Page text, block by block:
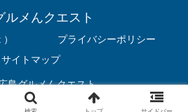
ルメんクエスト
プライバシーポリシー
サイトマップ
島グルメんクエスト.